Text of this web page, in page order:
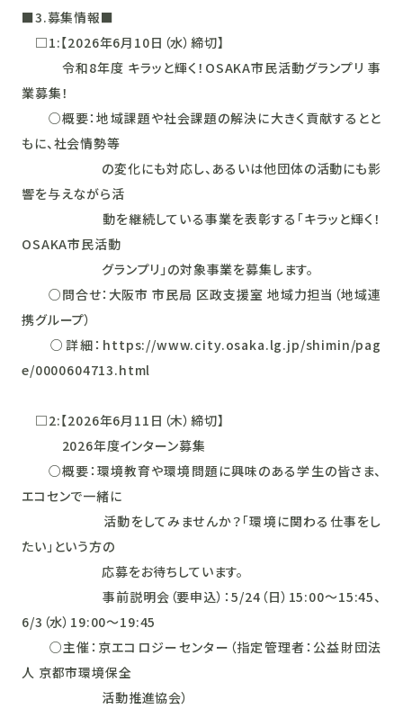
■3.募集情報■
□1:【2026年6月10日（水）締切】
令和8年度 キラッと輝く！OSAKA市民活動グランプリ 事
業募集！
○概要：地域課題や社会課題の解決に大きく貢献するとと
もに、社会情勢等
の変化にも対応し、あるいは他団体の活動にも影
響を与えながら活
動を継続している事業を表彰する「キラッと輝く！
OSAKA市民活動
グランプリ」の対象事業を募集します。
○問合せ：大阪市 市民局 区政支援室 地域力担当（地域連
携グループ）
○詳細：https://www.city.osaka.lg.jp/shimin/pag
e/0000604713.html
□2:【2026年6月11日（木）締切】
2026年度インターン募集
○概要：環境教育や環境問題に興味のある学生の皆さま、
エコセンで一緒に
活動をしてみませんか？「環境に関わる仕事をし
たい」という方の
応募をお待ちしています。
事前説明会（要申込）：5/24（日）15:00～15:45、
6/3（水）19:00～19:45
○主催：京エコロジーセンター（指定管理者：公益財団法
人 京都市環境保全
活動推進協会）